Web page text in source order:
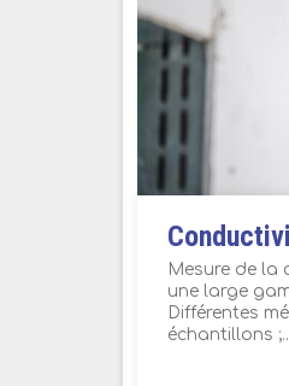
Mesure de la
une large
Différentes
échantillons